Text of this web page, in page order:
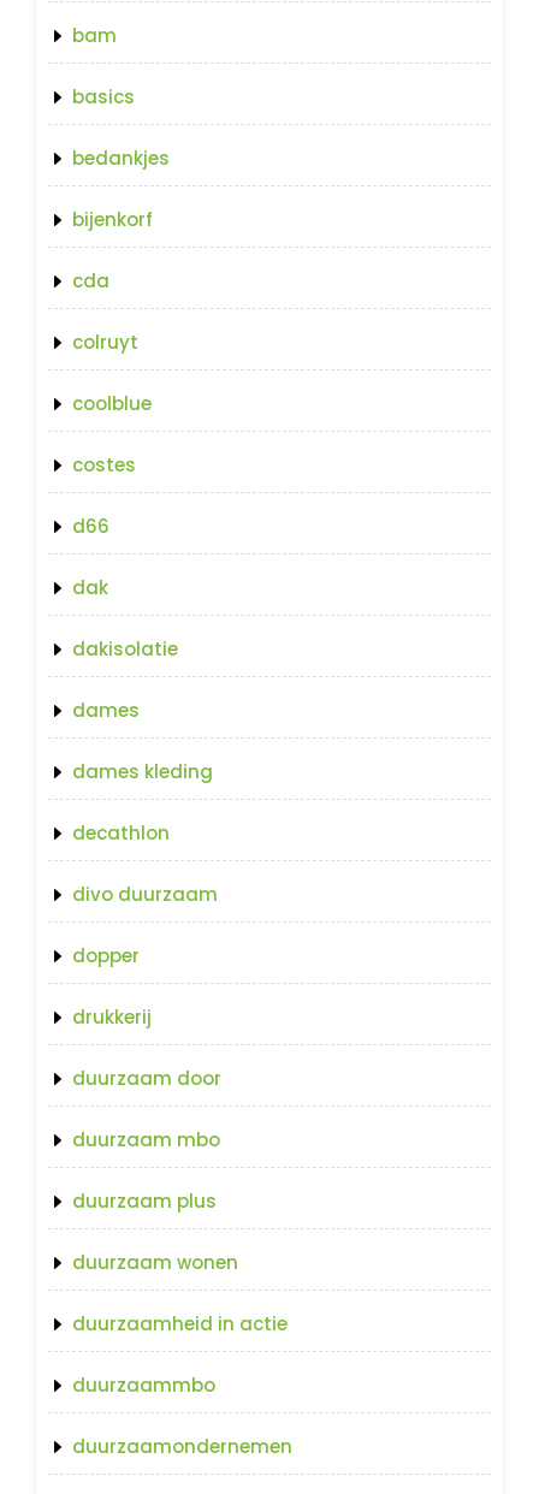
bam
basics
bedankjes
bijenkorf
cda
colruyt
coolblue
costes
d66
dak
dakisolatie
dames
dames kleding
decathlon
divo duurzaam
dopper
drukkerij
duurzaam door
duurzaam mbo
duurzaam plus
duurzaam wonen
duurzaamheid in actie
duurzaammbo
duurzaamondernemen